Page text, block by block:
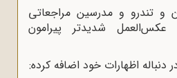
و تندرو و مدرسین مراجعاتى
شدیدتر پیرامون
دنباله اظهارات خود اضافه کرده: